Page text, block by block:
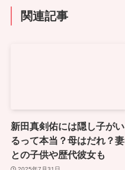
関連記事
新田真剣佑には隠し子がい
るって本当？母はだれ？妻
との子供や歴代彼女も